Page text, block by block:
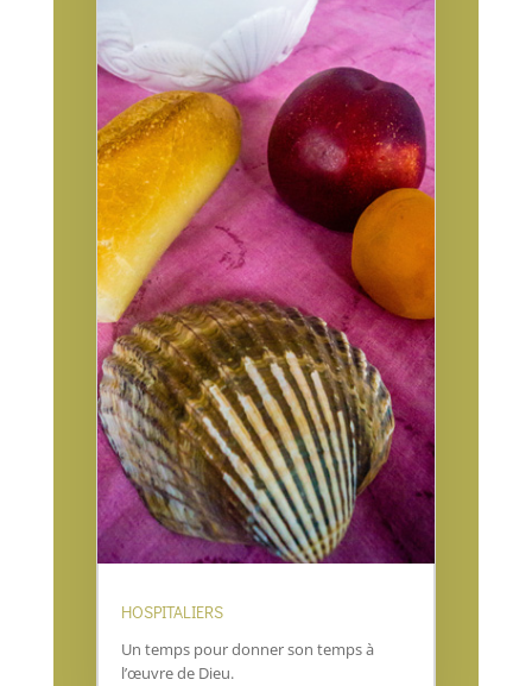
HOSPITALIERS
Un temps pour donner son temps à
l’œuvre de Dieu.